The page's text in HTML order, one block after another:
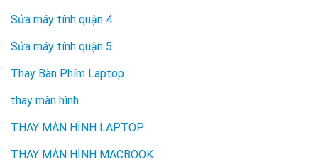
Sửa máy tính quận 4
Sửa máy tính quận 5
Thay Bàn Phím Laptop
thay màn hình
THAY MÀN HÌNH LAPTOP
THAY MÀN HÌNH MACBOOK